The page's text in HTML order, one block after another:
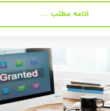
ادامه مطلب ...